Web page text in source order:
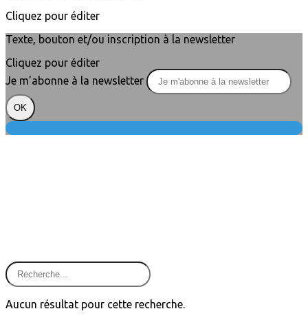
Cliquez pour éditer
Texte, bouton et/ou inscription à la newsletter
Cliquez pour éditer
Je m'abonne à la newsletter
OK
Aucun résultat pour cette recherche.